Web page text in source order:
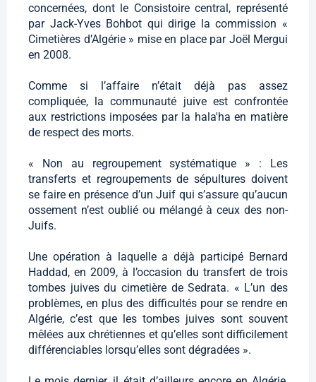
concernées, dont le Consistoire central, représenté
par Jack-Yves Bohbot qui dirige la commission «
Cimetières d’Algérie » mise en place par Joël Mergui
en 2008.
Comme si l’affaire n’était déjà pas assez
compliquée, la communauté juive est confrontée
aux restrictions imposées par la hala'ha en matière
de respect des morts.
« Non au regroupement systématique » : Les
transferts et regroupements de sépultures doivent
se faire en présence d’un Juif qui s’assure qu’aucun
ossement n’est oublié ou mélangé à ceux des non-
Juifs.
Une opération à laquelle a déjà participé Bernard
Haddad, en 2009, à l’occasion du transfert de trois
tombes juives du cimetière de Sedrata. « L’un des
problèmes, en plus des difficultés pour se rendre en
Algérie, c’est que les tombes juives sont souvent
mêlées aux chrétiennes et qu’elles sont difficilement
différenciables lorsqu’elles sont dégradées ».